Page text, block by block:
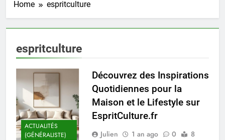
Home espritculture
espritculture
ACTUALITÉS
(GÉNÉRALISTE)
Découvrez des Inspirations
Quotidiennes pour la
Maison et le Lifestyle sur
EspritCulture.fr
Julien 1 an ago 0
8